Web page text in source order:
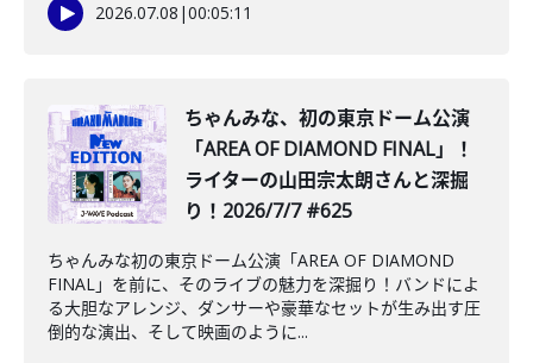
2026.07.08 |00:05:11
️ちゃんみな、初の東京ドーム公演
「AREA OF DIAMOND FINAL」！
ライターの山田宗太朗さんと深掘
り！2026/7/7 #625
ちゃんみな初の東京ドーム公演「AREA OF DIAMOND
FINAL」を前に、そのライブの魅力を深掘り！バンドによ
る大胆なアレンジ、ダンサーや豪華なセットが生み出す圧
倒的な演出、そして映画のように...